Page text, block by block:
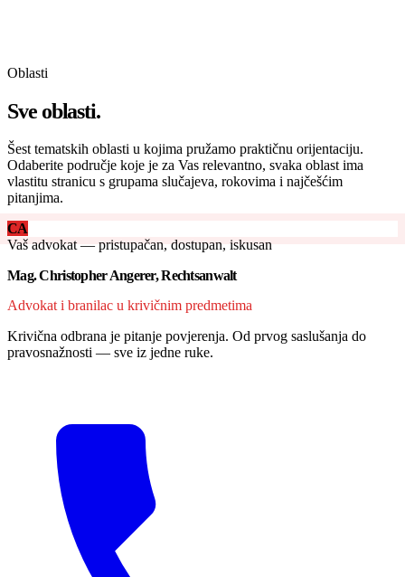
Oblasti
Sve oblasti.
Šest tematskih oblasti u kojima pružamo praktičnu orijentaciju.
Odaberite područje koje je za Vas relevantno, svaka oblast ima
vlastitu stranicu s grupama slučajeva, rokovima i najčešćim
pitanjima.
CA
Vaš advokat — pristupačan, dostupan, iskusan
Mag. Christopher Angerer, Rechtsanwalt
Advokat i branilac u krivičnim predmetima
Krivična odbrana je pitanje povjerenja. Od prvog saslušanja do
pravosnažnosti — sve iz jedne ruke.